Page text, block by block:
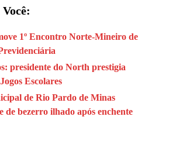
1º Encontro Norte-Mineiro de
presidente do North prestigia
Escolares
de Rio Pardo de Minas
de bezerro ilhado após enchente